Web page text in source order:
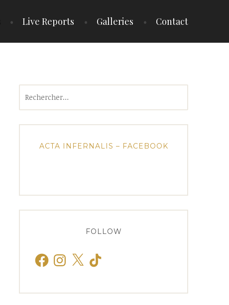
Live Reports Galleries Contact
ACTA INFERNALIS – FACEBOOK
FOLLOW
FacebookInstagram
X TikTok